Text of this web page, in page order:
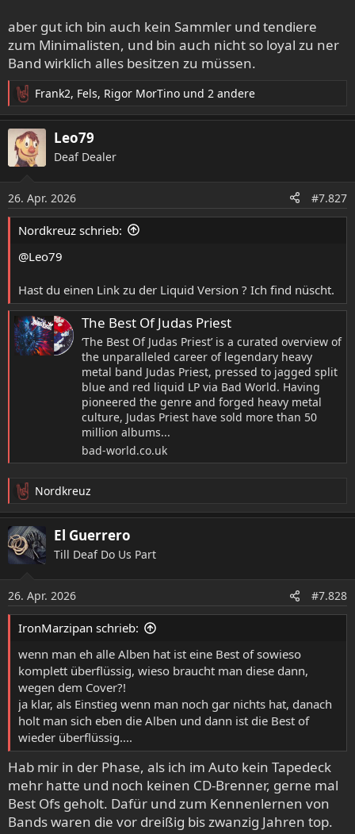
aber gut ich bin auch kein Sammler und tendiere
zum Minimalisten, und bin auch nicht so loyal zu ner
Band wirklich alles besitzen zu müssen.
R
e
a
k
t
n
e
n
Frank2, Fels, Rigor MorTino und 2 andere
Leo79
Deaf Dealer
26. Apr. 2026 #7.827
Nordkreuz schrieb:
@Leo79
Hast du einen Link zu der Liquid Version ? Ich find nüscht.
The Best Of Judas Priest
‘The Best Of Judas Priest’ is a curated overview of
the unparalleled career of legendary heavy
metal band Judas Priest, pressed to jagged split
blue and red liquid LP via Bad World. Having
pioneered the genre and forged heavy metal
culture, Judas Priest have sold more than 50
million albums...
bad-world.co.uk
R
e
a
k
t
n
e
n
Nordkreuz
El Guerrero
Till Deaf Do Us Part
26. Apr. 2026 #7.828
IronMarzipan schrieb:
wenn man eh alle Alben hat ist eine Best of sowieso
komplett überflüssig, wieso braucht man diese dann,
wegen dem Cover?!
ja klar, als Einstieg wenn man noch gar nichts hat, danach
holt man sich eben die Alben und dann ist die Best of
wieder überflüssig....
Hab mir in der Phase, als ich im Auto kein Tapedeck
mehr hatte und noch keinen CD-Brenner, gerne mal
Best Ofs geholt. Dafür und zum Kennenlernen von
Bands waren die vor dreißig bis zwanzig Jahren top.